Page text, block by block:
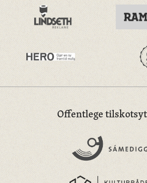
Offentlege